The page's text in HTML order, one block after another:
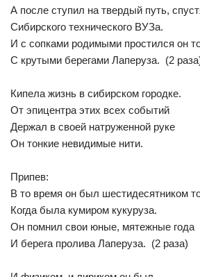
А после ступил на твердый путь,
Сибирского технического ВУЗа.
И с сопками родимыми простился он
С крутыми берегами Лаперуза. (2
Кипела жизнь в сибирском городке.
От эпицентра этих всех событий
Держал в своей натруженной руке
Он тонкие невидимые нити.
Припев:
В то время он был шестидесятником
Когда была кумиром кукуруза.
Он помнил свои юные, мятежные года
И берега пролива Лаперуза. (2 раза)